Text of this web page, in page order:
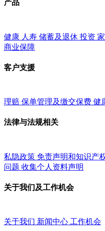
产品
健康 人寿 储蓄及退休 投资
商业保障
客户支援
理赔 保单管理及缴交保费 健
法律与法规相关
私隐政策 免责声明和知识产
问题 收集个人资料声明
关于我们及工作机会
关于我们 新闻中心 工作机会